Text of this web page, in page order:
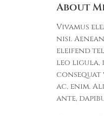
About
Vivamus
nisi.
eleifend
leo ligula,
consequat
ac, enim.
ante,